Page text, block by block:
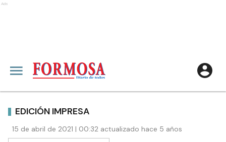
Ads
EDICIÓN IMPRESA
15 de abril de 2021 | 00:32 actualizado hace 5 años